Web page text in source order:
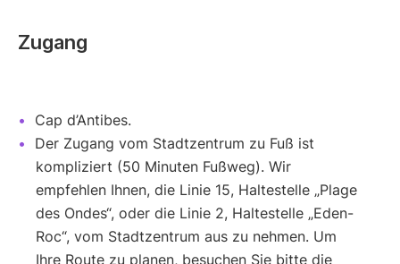
Zugang
Cap d’Antibes.
Der Zugang vom Stadtzentrum zu Fuß ist
kompliziert (50 Minuten Fußweg). Wir
empfehlen Ihnen, die Linie 15, Haltestelle „Plage
des Ondes“, oder die Linie 2, Haltestelle „Eden-
Roc“, vom Stadtzentrum aus zu nehmen. Um
Ihre Route zu planen, besuchen Sie bitte die